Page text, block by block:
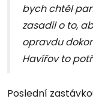
bych chtěl
zasadil o to,
opravdu
Havířov to
Poslední